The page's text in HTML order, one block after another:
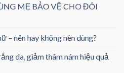
MẸ BẢO VỆ CHO ĐÔI
– nên hay không nên dùng?
da, giảm thâm nám hiệu quả